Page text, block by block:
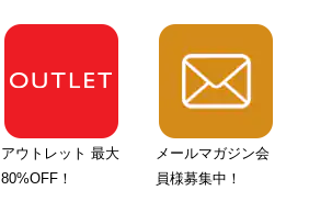
アウトレット 最大
80%OFF！
メールマガジン会
員様募集中！